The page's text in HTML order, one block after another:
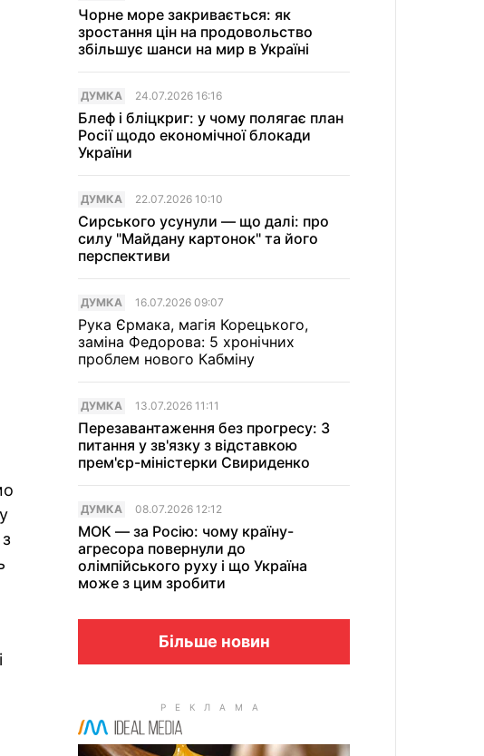
Чорне море закривається: як
зростання цін на продовольство
збільшує шанси на мир в Україні
ДУМКА 24.07.2026 16:16
Блеф і бліцкриг: у чому полягає план
Росії щодо економічної блокади
України
ДУМКА 22.07.2026 10:10
Сирського усунули — що далі: про
силу "Майдану картонок" та його
перспективи
ДУМКА 16.07.2026 09:07
Рука Єрмака, магія Корецького,
заміна Федорова: 5 хронічних
проблем нового Кабміну
ДУМКА 13.07.2026 11:11
Перезавантаження без прогресу: 3
питання у зв'язку з відставкою
прем'єр-міністерки Свириденко
ДУМКА 08.07.2026 12:12
МОК — за Росію: чому країну-
агресора повернули до
олімпійського руху і що Україна
може з цим зробити
Більше новин